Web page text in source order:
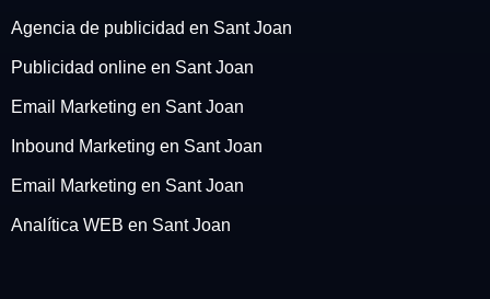
Agencia de publicidad en Sant Joan
Publicidad online en Sant Joan
Email Marketing en Sant Joan
Inbound Marketing en Sant Joan
Email Marketing en Sant Joan
Analítica WEB en Sant Joan